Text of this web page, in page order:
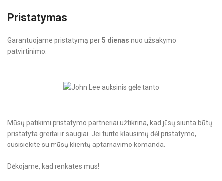
Pristatymas
Garantuojame pristatymą per5 dienas nuo užsakymo
patvirtinimo.
Mūsų patikimi pristatymo partneriai užtikrina, kad jūsų siunta būtų
pristatyta greitai ir saugiai. Jei turite klausimų dėl pristatymo,
susisiekite su mūsų klientų aptarnavimo komanda.
Dėkojame, kad renkates mus!